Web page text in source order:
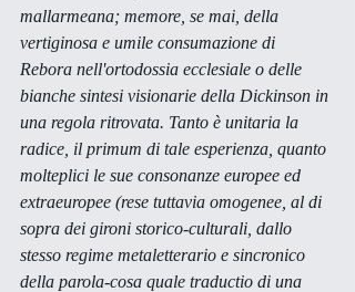
mallarmeana; memore, se mai, della
vertiginosa e umile consumazione di
Rebora nell'ortodossia ecclesiale o delle
bianche sintesi visionarie della Dickinson in
una regola ritrovata. Tanto è unitaria la
radice, il primum di tale esperienza, quanto
molteplici le sue consonanze europee ed
extraeuropee (rese tuttavia omogenee, al di
sopra dei gironi storico-culturali, dallo
stesso regime metaletterario e sincronico
della parola-cosa quale traductio di una